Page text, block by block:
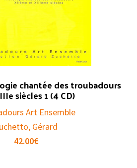
chantée des troubadours
siècles 1 (4 CD)
Art Ensemble
Gérard
42.00€